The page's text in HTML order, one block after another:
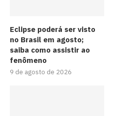
Eclipse poderá ser visto
no Brasil em agosto;
saiba como assistir ao
fenômeno
9 de agosto de 2026